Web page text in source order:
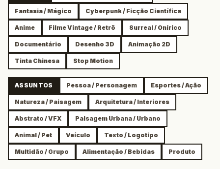
Fantasia / Mágico Cyberpunk / Ficção Científica
Anime Filme Vintage / Retrô Surreal / Onírico
Documentário Desenho 3D Animação 2D
Tinta Chinesa Stop Motion
ASSUNTOS Pessoa / Personagem Esportes / Ação
Natureza / Paisagem Arquitetura / Interiores
Abstrato / VFX Paisagem Urbana / Urbano
Animal / Pet Veículo Texto / Logotipo
Multidão / Grupo Alimentação / Bebidas Produto